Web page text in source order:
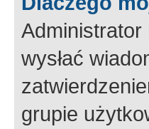
Administrator
wysłać
grupie